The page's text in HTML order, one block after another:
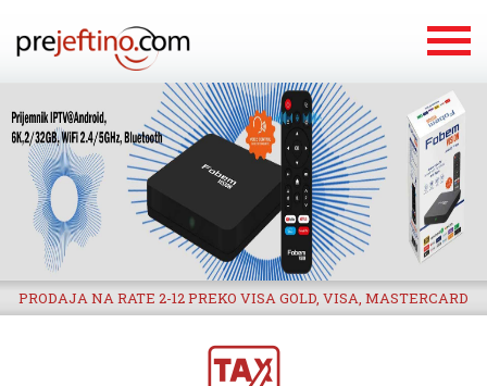
PRODAJA NA RATE 2-12 PREKO VISA GOLD, VISA, MASTERCARD